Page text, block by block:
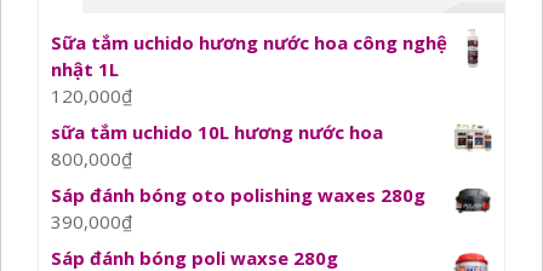
Sữa tắm uchido hương nước hoa công nghệ
nhật 1L
120,000₫
sữa tắm uchido 10L hương nước hoa
800,000₫
Sáp đánh bóng oto polishing waxes 280g
390,000₫
Sáp đánh bóng poli waxse 280g